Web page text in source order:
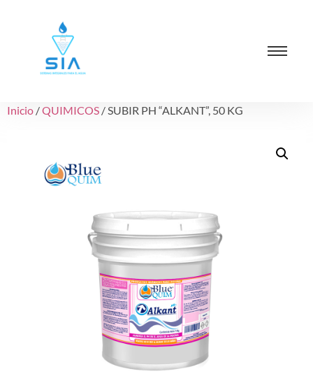
Inicio /QUIMICOS / SUBIR PH “ALKANT”, 50 KG